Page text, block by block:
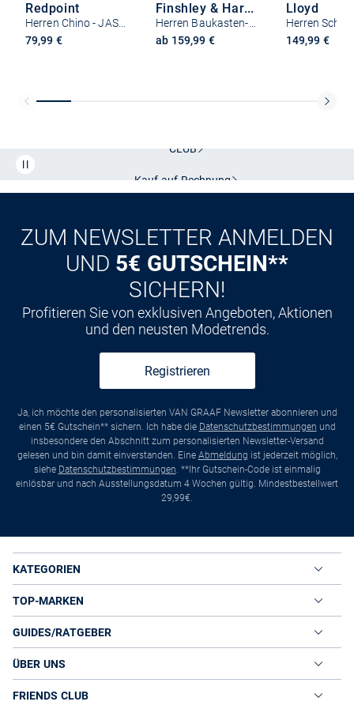
Redpoint
Herren Chino - JASPER Slim Fit
79,99 €
Finshley & Harding London
Herren Baukasten-Sakko Slim Fit - Brixdon
ab 159,99 €
Lloyd
149,99 €
CLUB
Kauf auf Rechnung
ZUM NEWSLETTER ANMELDEN
UND 5€ GUTSCHEIN**
SICHERN!
Profitieren Sie von exklusiven Angeboten, Aktionen
und den neusten Modetrends.
Registrieren
Ja, ich möchte den personalisierten VAN GRAAF Newsletter abonnieren und
einen 5€ Gutschein** sichern. Ich habe die Datenschutzbestimmungen und
insbesondere den Abschnitt zum personalisierten Newsletter-Versand
gelesen und bin damit einverstanden. Eine Abmeldung ist jederzeit möglich,
siehe Datenschutzbestimmungen. **Ihr Gutschein-Code ist einmalig
einlösbar und nach Ausstellungsdatum 4 Wochen gültig. Mindestbestellwert
29,99€.
KATEGORIEN
TOP-MARKEN
GUIDES/RATGEBER
ÜBER UNS
FRIENDS CLUB